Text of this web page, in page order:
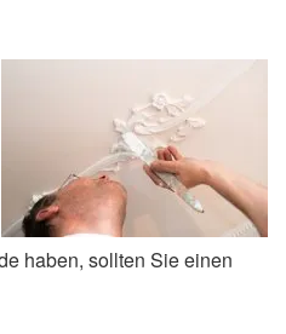
haben, sollten Sie einen